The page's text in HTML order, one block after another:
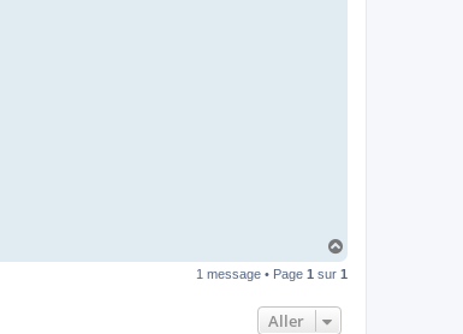
u
1 message • Page 1 sur 1
Aller